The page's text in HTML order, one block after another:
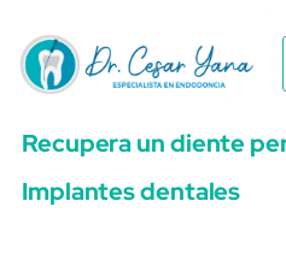
Recupera un diente
Implantes dentales